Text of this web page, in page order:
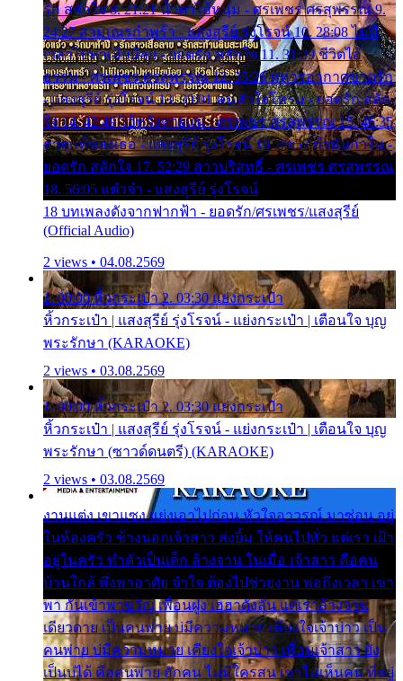
รัก สลักใจ 8. 21:21 น้ำตาไอ้หนุ่ม - ศรเพชร ศรสุพรรณ 9.
24:27 สามเณรกำพร้า - แสงสุรีย์ รุ่งโรจน์ 10. 28:08 ไม่มี
เวลาไปหาเมียน้อย - ยอดรัก สลักใจ 11. 31:29 ชีวิตไอ้
ธรรม - ศรเพชร ศรสุพรรณ 12. 35:26 ทหารอากาศขาดรัก
- แสงสุรีย์ รุ่งโรจน์ 13. 39:01 คนหัวใจโทรม - ยอดรัก สลัก
ใจ 14. 42:49 ไอ้หวังตายแน่ - ศรเพชร ศรสุพรรณ 15. 46:35
ธาตุแท้ของเธอ - แสงสุรีย์ รุ่งโรจน์ 16. 49:57 กำนันกำใน -
ยอดรัก สลักใจ 17. 52:29 สาวบริสุทธิ์ - ศรเพชร ศรสุพรรณ
18. 56:05 แต๋วจ๋า - แสงสุรีย์ รุ่งโรจน์
18 บทเพลงดังจากฟากฟ้า - ยอดรัก/ศรเพชร/แสงสุรีย์
(Official Audio)
2 views • 04.08.2569
1. 00:00 หิ้วกระเป๋า 2. 03:30 แย่งกระเป๋า
หิ้วกระเป๋า | แสงสุรีย์ รุ่งโรจน์ - แย่งกระเป๋า | เตือนใจ บุญ
พระรักษา (KARAOKE)
2 views • 03.08.2569
1. 00:00 หิ้วกระเป๋า 2. 03:30 แย่งกระเป๋า
หิ้วกระเป๋า | แสงสุรีย์ รุ่งโรจน์ - แย่งกระเป๋า | เตือนใจ บุญ
พระรักษา (ซาวด์ดนตรี) (KARAOKE)
2 views • 03.08.2569
งานแต่ง เขาแซง แย่งเอาไปก่อน หัวใจอาวรณ์ มาซ่อน อยู่
ในห้องครัว ข้างนอกเจ้าสาว ส่งยิ้ม ให้คนไปทั่ว แต่เรา เฝ้า
อยู่ในครัว ทำตัวเป็นเด็ก ล้างจาน ในเมื่อ เจ้าสาว คือคน
บ้านใกล้ พึ่งพาอาศัย จำใจ ต้องไปช่วยงาน พอถึงเวลา เขา
พา กันเข้าพาขวัญ เพื่อนฝูง เฮฮาดังลั่น แต่เราล้างจาน
เดียวดาย เป็นคนพ่าย บ่มีความหมาย เคียงใจเจ้าบ่าว เป็น
คนพ่าย บ่มีความหมาย เคียงใจเจ้าบ่าว เพื่อนเจ้าสาว ยัง
เป็นบ่ได้ คือคนพ่าย ฮักคน ไม่มีใครสน เขาไม่เห็นคน ที่อยู่